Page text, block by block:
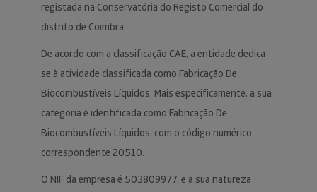
registada na Conservatória do Registo Comercial do
distrito de Coimbra.
De acordo com a classificação CAE, a entidade dedica-
se à atividade classificada como Fabricação De
Biocombustíveis Líquidos. Mais especificamente, a sua
categoria é identificada como Fabricação De
Biocombustíveis Líquidos, com o código numérico
correspondente 20510.
O NIF da empresa é 503809977, e a sua natureza